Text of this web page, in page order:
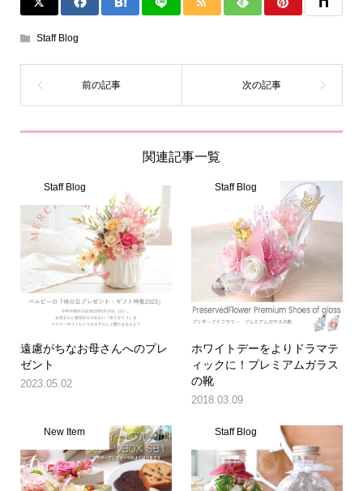
Staff Blog
関連記事一覧
Staff Blog
遠慮がちなお母さんへのプレ
ゼント
2023.05.02
Staff Blog
ホワイトデーをよりドラマテ
ィックに！プレミアムガラス
の靴
2018.03.09
New Item Staff Blog